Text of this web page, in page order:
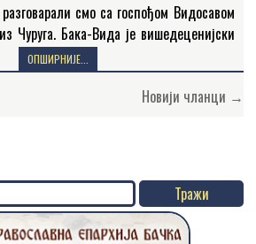
смо са госпођом Видосавом
Чуруга. Бака-Вида је вишедеценијски
храму у Чуругу. Пошто је рођена
ОПШИРНИЈЕ...
Новији чланци →